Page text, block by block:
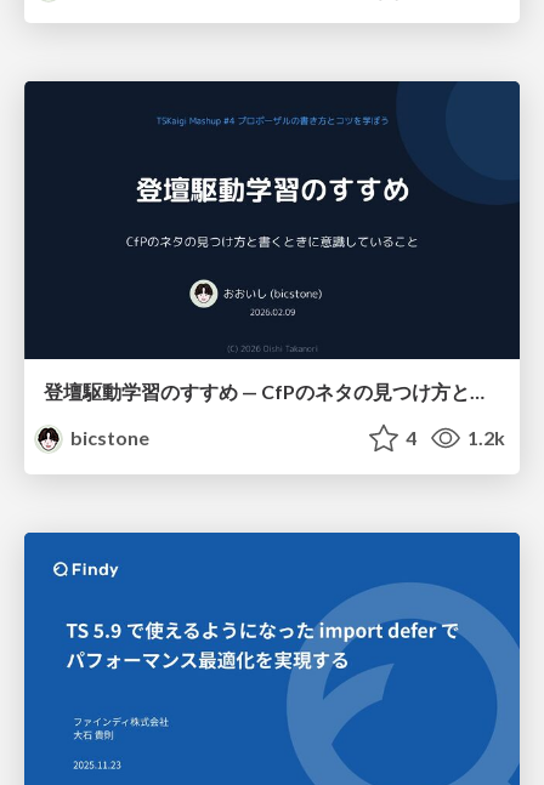
登壇駆動学習のすすめ — CfPのネタの見つけ方と書くときに意識していること
bicstone
4 1.2k